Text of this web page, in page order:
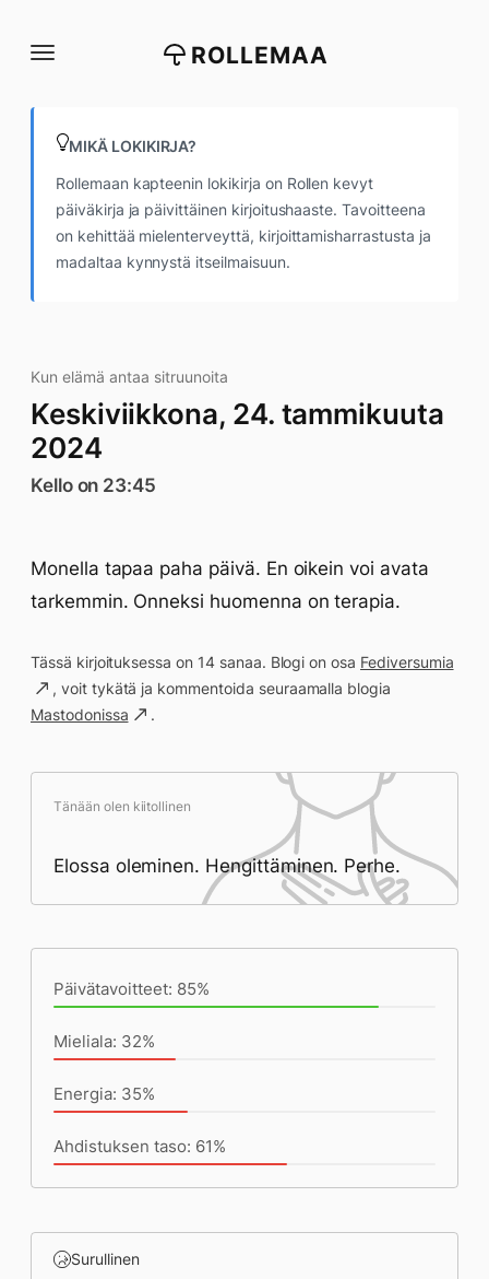
suoraan
ROLLEMAA
MIKÄ LOKIKIRJA?
Rollemaan kapteenin lokikirja on Rollen kevyt
päiväkirja ja päivittäinen kirjoitushaaste. Tavoitteena
on kehittää mielenterveyttä, kirjoittamisharrastusta ja
madaltaa kynnystä itseilmaisuun.
Kun elämä antaa sitruunoita
Keskiviikkona, 24. tammikuuta
2024
Kello on 23:45
Monella tapaa paha päivä. En oikein voi avata
tarkemmin. Onneksi huomenna on terapia.
Tässä kirjoituksessa on 14 sanaa. Blogi on osa Fediversumia
, voit tykätä ja kommentoida seuraamalla blogia
Mastodonissa
.
Tänään olen kiitollinen
Elossa oleminen. Hengittäminen. Perhe.
Päivätavoitteet: 85%
Mieliala: 32%
Energia: 35%
Ahdistuksen taso: 61%
Surullinen